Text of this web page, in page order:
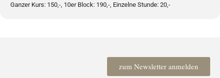
Ganzer Kurs: 150,-, 10er Block: 190,-, Einzelne Stunde: 20,-
zum Newsletter anmelden